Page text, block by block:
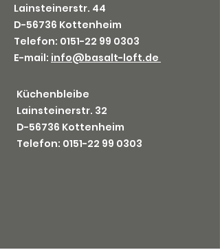
Lainsteinerstr. 44
D-56736 Kottenheim
Telefon: 0151-22 99 0303
E-mail: info@basalt-loft.de
Küchenbleibe
Lainsteinerstr. 32
D-56736 Kottenheim
Telefon: 0151-22 99 0303